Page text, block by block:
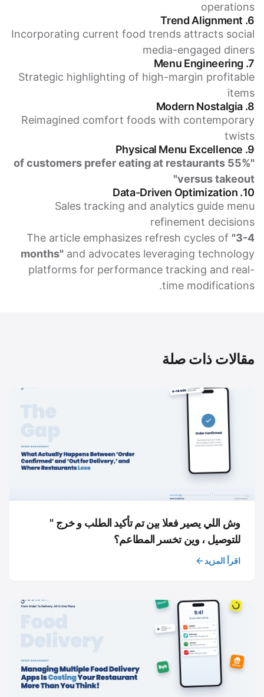
operations
6. Trend Alignment
Incorporating current food trends attracts social
media-engaged diners
7. Menu Engineering
Strategic highlighting of high-margin profitable
items
8. Modern Nostalgia
Reimagined comfort foods with contemporary
twists
9. Physical Menu Excellence
"55% of customers prefer eating at restaurants
versus takeout"
10. Data-Driven Optimization
Sales tracking and analytics guide menu
refinement decisions
The article emphasizes refresh cycles of "3-4
months" and advocates leveraging technology
platforms for performance tracking and real-
time modifications.
مقالات ذات صلة
وش اللي يصير فعلا بين تم تأكيد الطلب و خرج "
للتوصيل ، وين تخسر المطاعم؟
اقرأ المزيد